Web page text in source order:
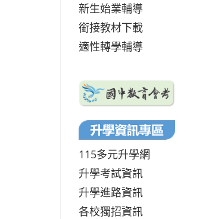
新生始業輔導
銜接教材下載
適性轉學輔導
115多元升學網
升學考試資訊
升學進路資訊
各校獨招資訊